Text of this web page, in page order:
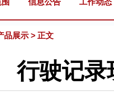
信息公告 工作动态
品展示 > 正文
行驶记录